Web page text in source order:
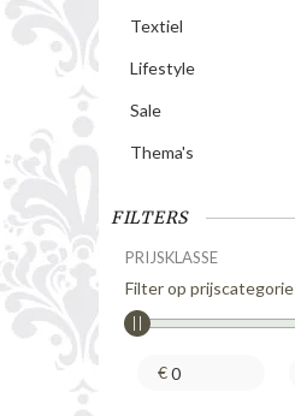
Textiel
Lifestyle
Sale
Thema's
FILTERS
PRIJSKLASSE
Filter op prijscategorie
€